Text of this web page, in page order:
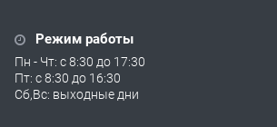
Режим работы
Пн - Чт: с 8:30 до 17:30
Пт: с 8:30 до 16:30
Сб,Вс: выходные дни